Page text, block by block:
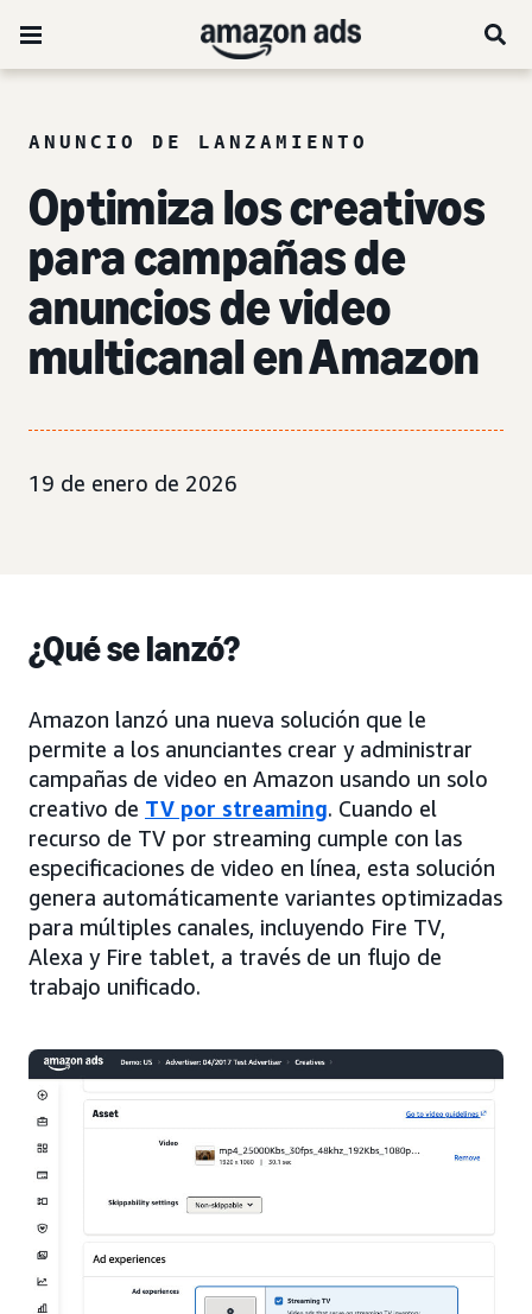
ANUNCIO DE LANZAMIENTO
Optimiza los creativos
para campañas de
anuncios de video
multicanal en Amazon
19 de enero de 2026
¿Qué se lanzó?
Amazon lanzó una nueva solución que le
permite a los anunciantes crear y administrar
campañas de video en Amazon usando un solo
creativo de TV por streaming. Cuando el
recurso de TV por streaming cumple con las
especificaciones de video en línea, esta solución
genera automáticamente variantes optimizadas
para múltiples canales, incluyendo Fire TV,
Alexa y Fire tablet, a través de un flujo de
trabajo unificado.